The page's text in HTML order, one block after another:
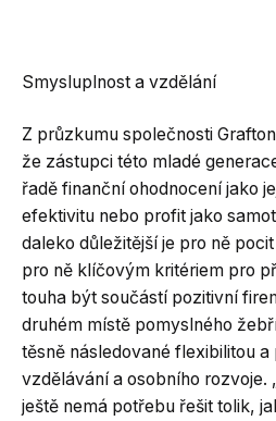
Smysluplnost a vzdělání
Z průzkumu společnosti
že zástupci této mladé
řadě finanční ohodnocení jako
efektivitu nebo profit jako
daleko důležitější je pro ně
pro ně klíčovým kritériem pro
touha být součástí pozitivní
druhém místě pomyslného
těsně následované flexibilitou
vzdělávání a osobního rozvoje.
ještě nemá potřebu řešit tolik,